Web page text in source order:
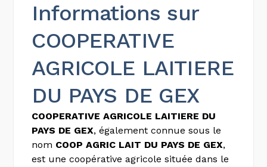
Informations sur
COOPERATIVE
AGRICOLE LAITIERE
DU PAYS DE GEX
COOPERATIVE AGRICOLE LAITIERE DU
PAYS DE GEX, également connue sous le
nom COOP AGRIC LAIT DU PAYS DE GEX,
est une coopérative agricole située dans le